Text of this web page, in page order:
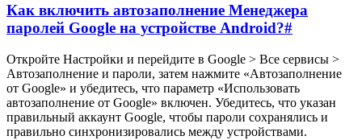
Как включить автозаполнение Менеджера
паролей Google на устройстве Android?#
Откройте Настройки и перейдите в Google > Все сервисы >
Автозаполнение и пароли, затем нажмите «Автозаполнение
от Google» и убедитесь, что параметр «Использовать
автозаполнение от Google» включен. Убедитесь, что указан
правильный аккаунт Google, чтобы пароли сохранялись и
правильно синхронизировались между устройствами.